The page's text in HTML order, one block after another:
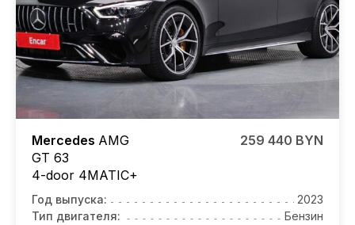
Mercedes AMG
GT 63
4-door 4MATIC+
259 440 BYN
Год выпуска:
2023
Тип двигателя:
Бензин